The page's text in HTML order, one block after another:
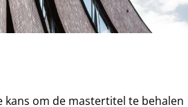
kans om de mastertitel te behalen